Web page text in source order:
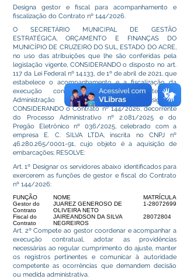
Designa gestor e fiscal para acompanhamento e
fiscalização do Contrato nº 144/2026.
O SECRETÁRIO MUNICIPAL DE GESTÃO
ESTRATÉGICA, ORÇAMENTO E FINANÇAS DO
MUNICÍPIO DE CRUZEIRO DO SUL, ESTADO DO ACRE,
no uso das atribuições que lhe são conferidas pela
legislação vigente, CONSIDERANDO o disposto no art.
117 da Lei Federal nº 14.133, de 1º de abril de 2021, que
estabelece o acompanhamento e a fiscalização da
execução contratual por representante da
Administração especialmente designado;
CONSIDERANDO o Contrato nº 144/2026, decorrente
do Processo Administrativo nº 2.081/2025 e do
Pregão Eletrônico nº 036/2025, celebrado com a
empresa E. C. SILVA LTDA, inscrita no CNPJ nº
46.280.265/0001-91, cujo objeto é a aquisição de
embarcações; RESOLVE:
Art. 1º Designar os servidores abaixo identificados para
exercerem as funções de gestor e fiscal do Contrato
nº 144/2026:
FUNÇÃO NOME
MATRÍCULA
Gestor do
Contrato
JUAREZ GENEROSO DE
OLIVEIRA NETO
1-28072699
Fiscal do
Contrato
JAIREANDSON DA SILVA
NEGREIROS
28072804
Art. 2º Compete ao gestor coordenar e acompanhar a
execução contratual, adotar as providências
necessárias ao regular cumprimento do ajuste, manter
os registros pertinentes e comunicar à autoridade
competente as ocorrências que demandem decisão
ou medida administrativa.